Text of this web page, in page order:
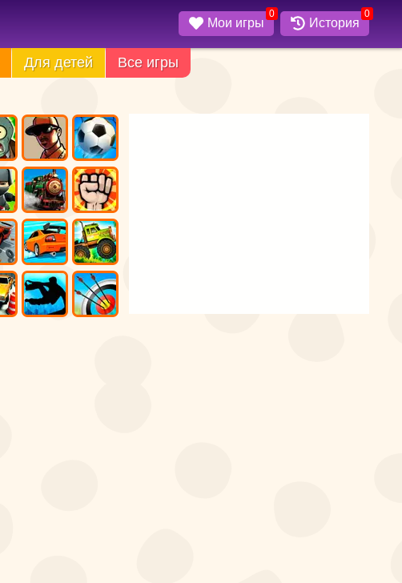
Мои игры
0
История
0
Для детей Все игры